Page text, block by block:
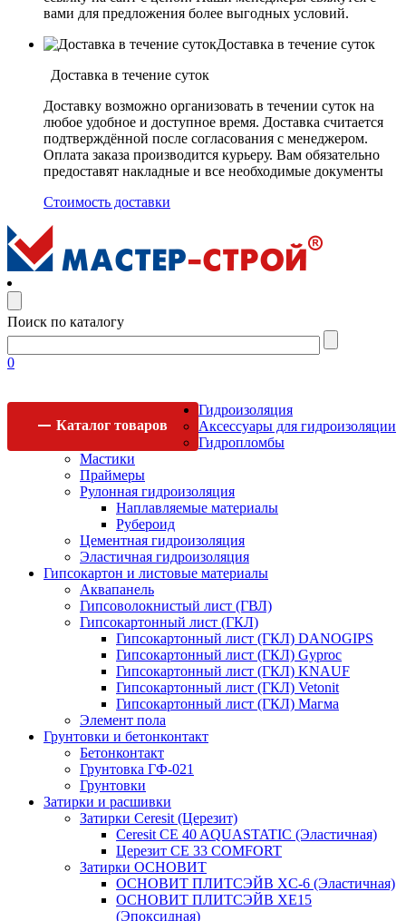
вами для предложения более выгодных условий.
Доставка в течение суток
Доставка в течение суток
Доставку возможно организовать в течении суток на
любое удобное и доступное время. Доставка считается
подтверждённой после согласования с менеджером.
Оплата заказа производится курьеру. Вам обязательно
предоставят накладные и все необходимые документы
Стоимость доставки
Поиск по каталогу
0
Каталог товаров
Гидроизоляция
Аксессуары для гидроизоляции
Гидропломбы
Мастики
Праймеры
Рулонная гидроизоляция
Наплавляемые материалы
Рубероид
Цементная гидроизоляция
Эластичная гидроизоляция
Гипсокартон и листовые материалы
Аквапанель
Гипсоволокнистый лист (ГВЛ)
Гипсокартонный лист (ГКЛ)
Гипсокартонный лист (ГКЛ) DANOGIPS
Гипсокартонный лист (ГКЛ) Gyproc
Гипсокартонный лист (ГКЛ) KNAUF
Гипсокартонный лист (ГКЛ) Vetonit
Гипсокартонный лист (ГКЛ) Магма
Элемент пола
Грунтовки и бетонконтакт
Бетонконтакт
Грунтовка ГФ-021
Грунтовки
Затирки и расшивки
Затирки Ceresit (Церезит)
Ceresit CE 40 AQUASTATIC (Эластичная)
Церезит CE 33 COMFORT
Затирки ОСНОВИТ
ОСНОВИТ ПЛИТСЭЙВ XC-6 (Эластичная)
ОСНОВИТ ПЛИТСЭЙВ XЕ15
(Эпоксидная)